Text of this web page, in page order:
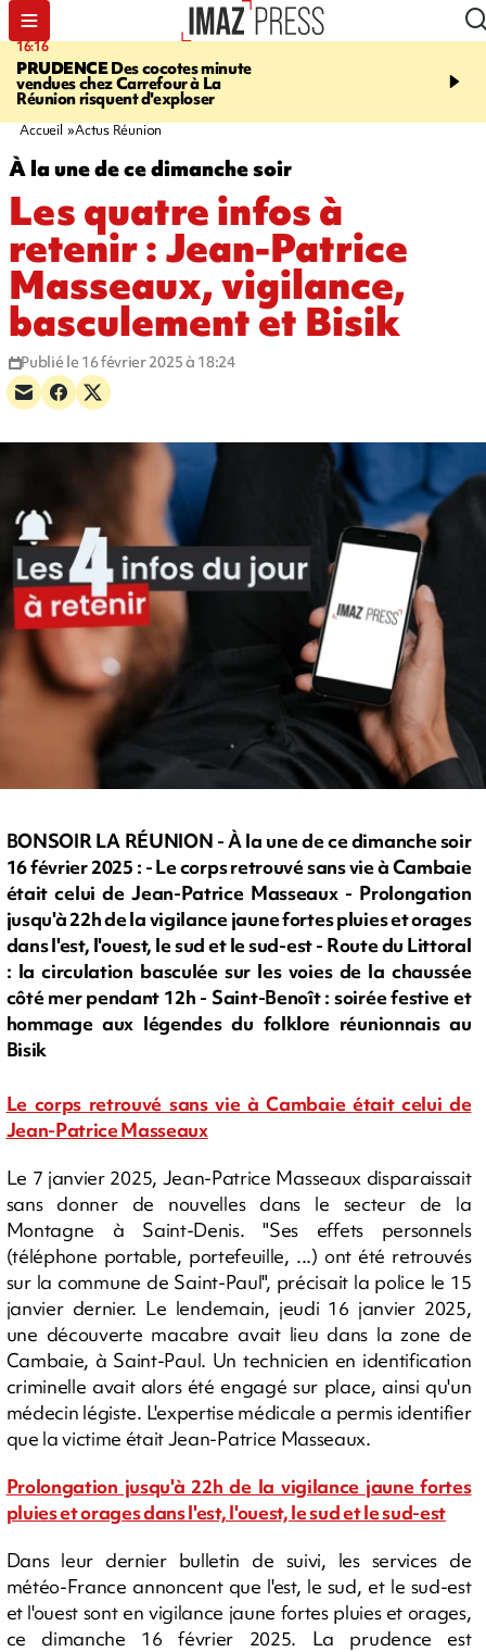
16:16
PRUDENCEDes cocotes minute
vendues chez Carrefour à La
Réunion risquent d'exploser
20:06
l'Asie, mort d'une
Accueil Actus Réunion
À la une de ce dimanche soir
Les quatre infos à
retenir : Jean-Patrice
Masseaux, vigilance,
basculement et Bisik
Publié le 16 février 2025 à 18:24
BONSOIR LA RÉUNION - À la une de ce dimanche soir
16 février 2025 : - Le corps retrouvé sans vie à Cambaie
était celui de Jean-Patrice Masseaux - Prolongation
jusqu'à 22h de la vigilance jaune fortes pluies et orages
dans l'est, l'ouest, le sud et le sud-est - Route du Littoral
: la circulation basculée sur les voies de la chaussée
côté mer pendant 12h - Saint-Benoît : soirée festive et
hommage aux légendes du folklore réunionnais au
Bisik
Le corps retrouvé sans vie à Cambaie était celui de
Jean-Patrice Masseaux
Le 7 janvier 2025, Jean-Patrice Masseaux disparaissait
sans donner de nouvelles dans le secteur de la
Montagne à Saint-Denis. "Ses effets personnels
(téléphone portable, portefeuille, ...) ont été retrouvés
sur la commune de Saint-Paul", précisait la police le 15
janvier dernier. Le lendemain, jeudi 16 janvier 2025,
une découverte macabre avait lieu dans la zone de
Cambaie, à Saint-Paul. Un technicien en identification
criminelle avait alors été engagé sur place, ainsi qu'un
médecin légiste. L'expertise médicale a permis identifier
que la victime était Jean-Patrice Masseaux.
Prolongation jusqu'à 22h de la vigilance jaune fortes
pluies et orages dans l'est, l'ouest, le sud et le sud-est
Dans leur dernier bulletin de suivi, les services de
météo-France annoncent que l'est, le sud, et le sud-est
et l'ouest sont en vigilance jaune fortes pluies et orages,
ce dimanche 16 février 2025. La prudence est